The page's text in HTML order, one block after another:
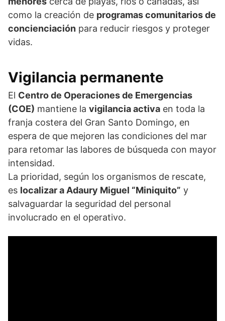
como la creación de programas comunitarios de
concienciación para reducir riesgos y proteger
vidas.
Vigilancia permanente
El Centro de Operaciones de Emergencias
(COE) mantiene la vigilancia activa en toda la
franja costera del Gran Santo Domingo, en
espera de que mejoren las condiciones del mar
para retomar las labores de búsqueda con mayor
intensidad.
La prioridad, según los organismos de rescate,
es localizar a Adaury Miguel “Miniquito” y
salvaguardar la seguridad del personal
involucrado en el operativo.